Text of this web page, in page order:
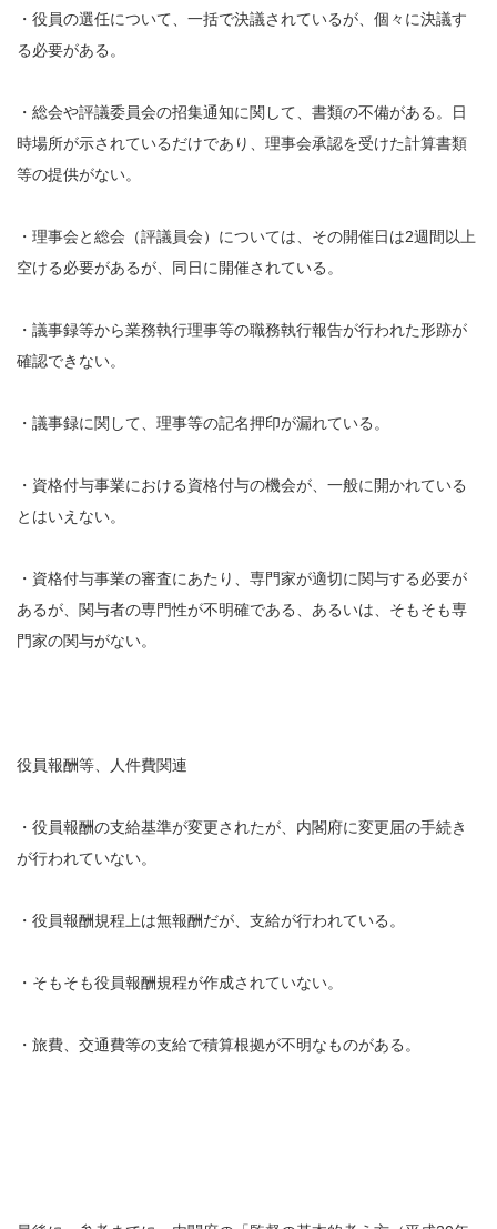
・役員の選任について、一括で決議されているが、個々に決議す
る必要がある。
・総会や評議委員会の招集通知に関して、書類の不備がある。日
時場所が示されているだけであり、理事会承認を受けた計算書類
等の提供がない。
・理事会と総会（評議員会）については、その開催日は2週間以上
空ける必要があるが、同日に開催されている。
・議事録等から業務執行理事等の職務執行報告が行われた形跡が
確認できない。
・議事録に関して、理事等の記名押印が漏れている。
・資格付与事業における資格付与の機会が、一般に開かれている
とはいえない。
・資格付与事業の審査にあたり、専門家が適切に関与する必要が
あるが、関与者の専門性が不明確である、あるいは、そもそも専
門家の関与がない。
役員報酬等、人件費関連
・役員報酬の支給基準が変更されたが、内閣府に変更届の手続き
が行われていない。
・役員報酬規程上は無報酬だが、支給が行われている。
・そもそも役員報酬規程が作成されていない。
・旅費、交通費等の支給で積算根拠が不明なものがある。